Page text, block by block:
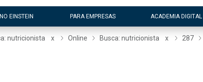
EINSTEIN PARA EMPRESAS ACADEMIA DIGITAL
nutricionista x Online Busca: nutricionista x 287